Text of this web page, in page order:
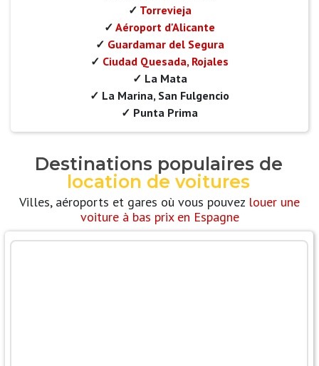
✓ Torrevieja
✓ Aéroport d'Alicante
✓ Guardamar del Segura
✓ Ciudad Quesada, Rojales
✓ La Mata
✓ La Marina, San Fulgencio
✓ Punta Prima
Destinations populaires de
location de voitures
Villes, aéroports et gares où vous pouvez louer une
voiture à bas prix en Espagne